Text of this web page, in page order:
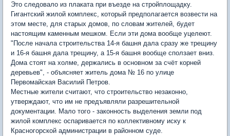
Это следовало из плаката при въезде на стройплощадку.
Гигантский жилой комплекс, который предполагается возвести на
этом месте, для старых домов, по словам жителей, будет
настоящим каменным мешком. Если эти дома вообще уцелеют.
"После начала строительства 14-я башня дала сразу же трещину
и 16-я башня дала трещину, а 15-я башня вообще сползает вниз.
Дома стоят на холме, держались в основном за счёт корней
деревьев", - объясняет житель дома № 16 по улице
Первомайская Василий Петров.
Местные жители считают, что строительство незаконно,
утверждают, что им не предъявляли разрешительной
документации. Мало того - законность выделения земли под
жилой комплекс оспаривается по коллективному иску к
Красногорской администрации в районном суде.